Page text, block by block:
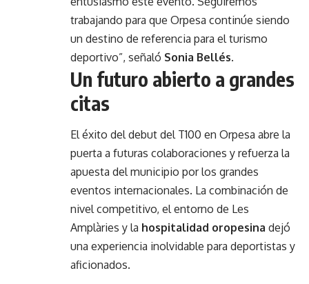
trabajando para que Orpesa continúe siendo
un destino de referencia para el turismo
deportivo”, señaló Sonia Bellés.
Un futuro abierto a grandes
citas
El éxito del debut del T100 en Orpesa abre la
puerta a futuras colaboraciones y refuerza la
apuesta del municipio por los grandes
eventos internacionales. La combinación de
nivel competitivo, el entorno de Les
Amplàries y la hospitalidad oropesina dejó
una experiencia inolvidable para deportistas y
aficionados.